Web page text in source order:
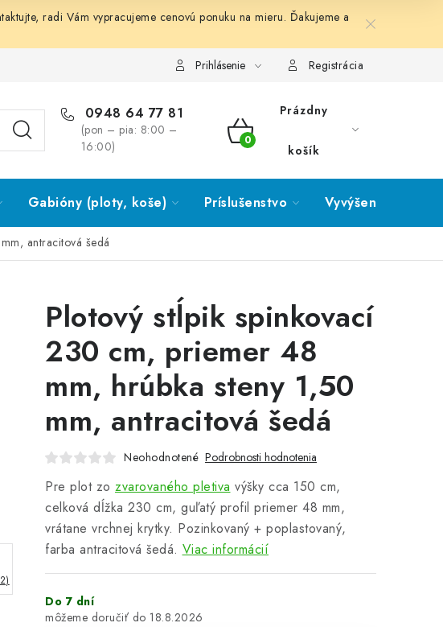
, radi Vám vypracujeme cenovú ponuku na mieru. Ďakujeme a
Prihlásenie Registrácia
0948 64 77 81
(pon – pia: 8:00 –
16:00)
NÁKUPNÝ
Prázdny
košík
Gabióny (ploty, koše) Príslušenstvo Vyvýšené záhony
antracitová šedá
Plotový stĺpik spinkovací
230 cm, priemer 48
mm, hrúbka steny 1,50
mm, antracitová šedá
Neohodnotené Podrobnosti hodnotenia
Pre plotzo zvarovaného pletiva výšky cca 150 cm,
celková dĺžka 230 cm, guľatý profil priemer 48 mm,
vrátane vrchnej krytky. Pozinkovaný + poplastovaný,
farba antracitová šedá. Viac informácií
Do 7 dní
18.8.2026